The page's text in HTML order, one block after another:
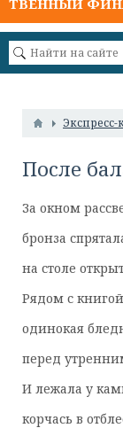
После
За окном
бронза
на столе
Рядом с
одинокая
перед
И лежала у
корчась в